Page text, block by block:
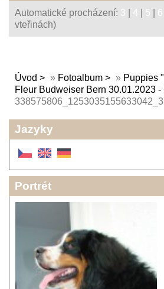
Automatické procházení: 3 4 5 6
vteřinách)
Úvod » Fotoalbum » Puppies
Fleur Budweiser Bern 30.01.2023 -
Jazyky
Portrét